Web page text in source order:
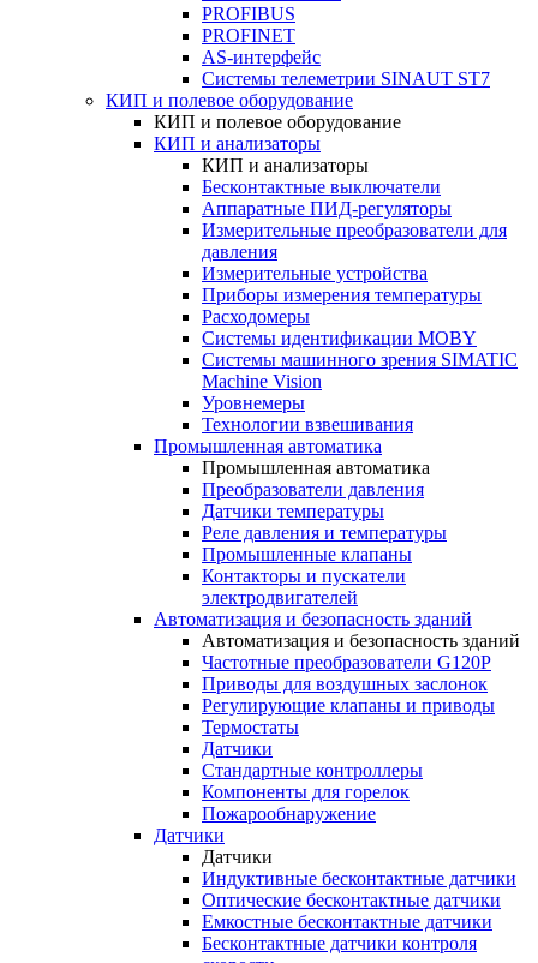
PROFIBUS
PROFINET
AS-интерфейс
Системы телеметрии SINAUT ST7
КИП и полевое оборудование
КИП и полевое оборудование
КИП и анализаторы
КИП и анализаторы
Бесконтактные выключатели
Аппаратные ПИД-регуляторы
Измерительные преобразователи для
давления
Измерительные устройства
Приборы измерения температуры
Расходомеры
Системы идентификации MOBY
Системы машинного зрения SIMATIC
Machine Vision
Уровнемеры
Технологии взвешивания
Промышленная автоматика
Промышленная автоматика
Преобразователи давления
Датчики температуры
Реле давления и температуры
Промышленные клапаны
Контакторы и пускатели
электродвигателей
Автоматизация и безопасность зданий
Автоматизация и безопасность зданий
Частотные преобразователи G120P
Приводы для воздушных заслонок
Регулирующие клапаны и приводы
Термостаты
Датчики
Стандартные контроллеры
Компоненты для горелок
Пожарообнаружение
Датчики
Датчики
Индуктивные бесконтактные датчики
Оптические бесконтактные датчики
Емкостные бесконтактные датчики
Бесконтактные датчики контроля